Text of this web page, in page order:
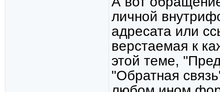
личной
адресата или
верстаемая к
этой теме,
"Обратная